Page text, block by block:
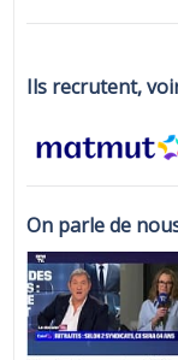
Ils recrutent,
On parle de